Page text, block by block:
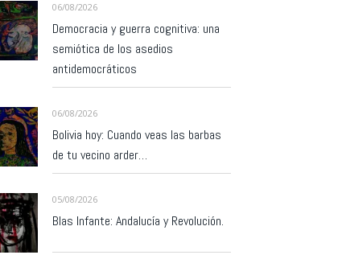
06/08/2026
Democracia y guerra cognitiva: una
semiótica de los asedios
antidemocráticos
06/08/2026
Bolivia hoy: Cuando veas las barbas
de tu vecino arder…
05/08/2026
Blas Infante: Andalucía y Revolución.